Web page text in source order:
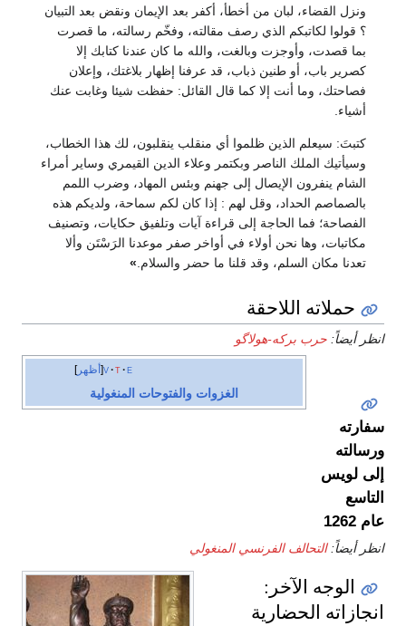
ونزل القضاء، لبان من أخطأ، أكفر بعد الإيمان ونقض بعد التبيان
؟ قولوا لكاتبكم الذي رصف مقالته، وفخّم رسالته، ما قصرت
بما قصدت، وأوجزت وبالغت، والله ما كان عندنا كتابك إلا
كصرير باب، أو طنين ذباب، قد عرفنا إظهار بلاغتك، وإعلان
فصاحتك، وما أنت إلا كما قال القائل: حفظت شيئا وغابت عنك
أشياء.
كتبتَ: سيعلم الذين ظلموا أي منقلب ينقلبون، لك هذا الخطاب،
وسيأتيك الملك الناصر وبكتمر وعلاء الدين القيمري وساير أمراء
الشام ينفرون الإيصال إلى جهنم وبئس المهاد، وضرب اللمم
بالصماصم الحداد، وقل لهم : إذا كان لكم سماحة، ولديكم هذه
الفصاحة؛ فما الحاجة إلى قراءة آيات وتلفيق حكايات، وتصنيف
مكاتبات، وها نحن أولاء في أواخر صفر موعدنا الرَسْتَن وألا
تعدنا مكان السلم، وقد قلنا ما حضر والسلام. »
حملاته اللاحقة
انظر أيضاً: حرب بركه-هولاگو
أظهر v t e
الغزوات والفتوحات المنغولية
سفارته
ورسالته
إلى لويس
التاسع
عام 1262
انظر أيضاً:التحالف الفرنسي المنغولي
الوجه الآخر:
انجازاته الحضارية